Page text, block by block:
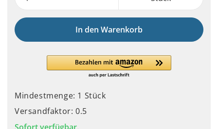
In den Warenkorb
Mindestmenge: 1 Stück
Versandfaktor: 0.5